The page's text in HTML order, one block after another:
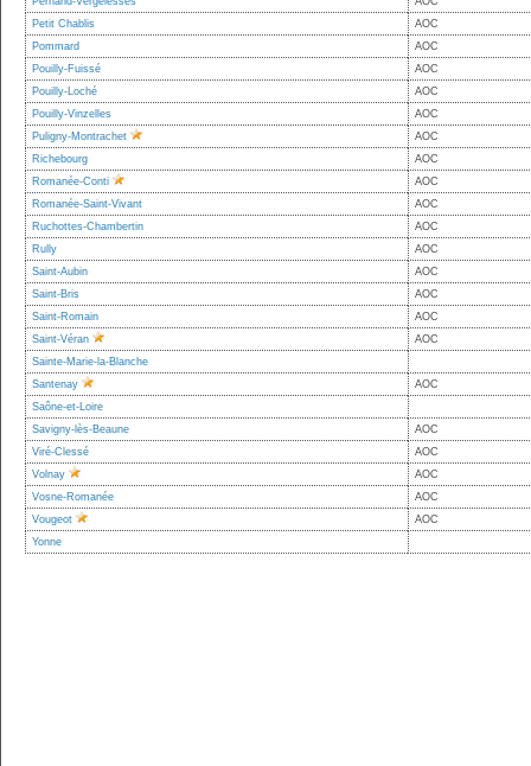
Petit Chablis
AOC
Pommard
AOC
Pouilly-Fuissé
AOC
Pouilly-Loché
AOC
Pouilly-Vinzelles
AOC
Puligny-Montrachet
AOC
Richebourg
AOC
Romanée-Conti
AOC
Romanée-Saint-Vivant
AOC
Ruchottes-Chambertin
AOC
Rully
AOC
Saint-Aubin
AOC
Saint-Bris
AOC
Saint-Romain
AOC
Saint-Véran
AOC
Sainte-Marie-la-Blanche
Santenay
AOC
Saône-et-Loire
Savigny-lès-Beaune
AOC
Viré-Clessé
AOC
Volnay
AOC
Vosne-Romanée
AOC
Vougeot
AOC
Yonne